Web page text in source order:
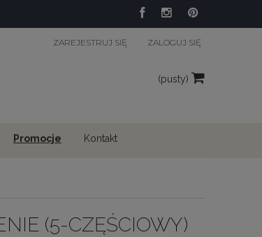
ZAREJESTRUJ SIĘ ZALOGUJ SIĘ
(pusty)
Promocje Kontakt
(5-CZĘŚCIOWY)